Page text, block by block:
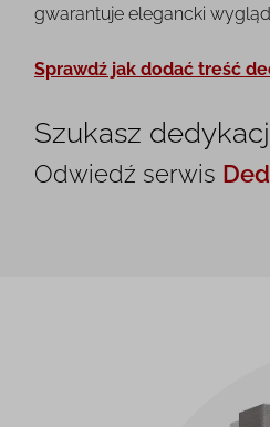
gwarantuje elegancki
Sprawdź jak dodać treść
Szukasz
Odwiedź serwis